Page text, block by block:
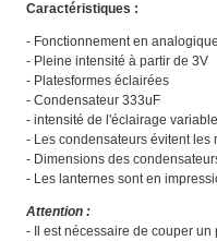
Caractéristiques :
- Fonctionnement en
- Pleine intensité à partir de 3V
- Platesformes éclairées
- Condensateur 333uF
- intensité de l'éclairage variable
- Les condensateurs évitent les
- Dimensions des
- Les lanternes sont en
Attention :
- Il est nécessaire de couper